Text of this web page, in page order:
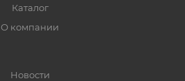
Каталог
О компании
Новости